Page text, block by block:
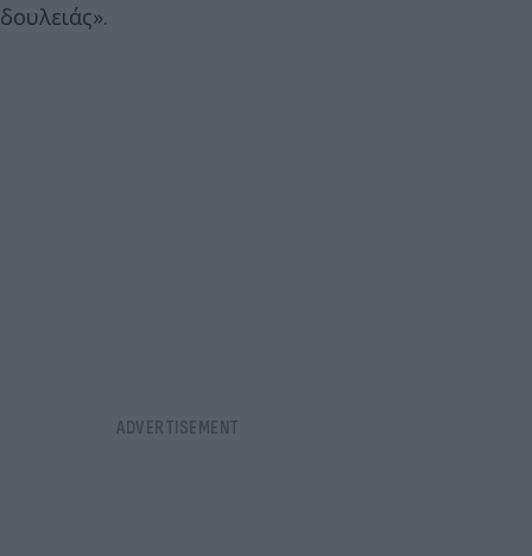
δουλειάς».